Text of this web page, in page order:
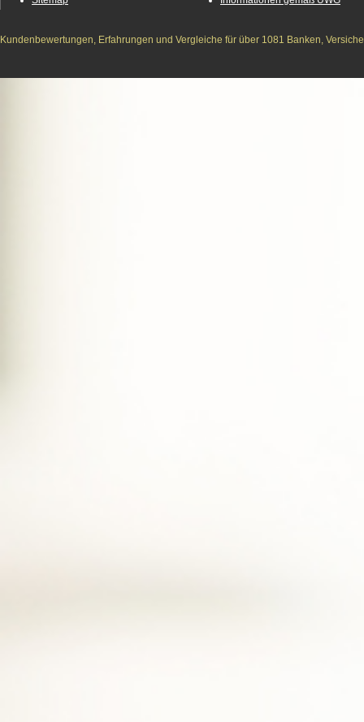
Kundenbewertungen, Erfahrungen und Vergleiche für über 1081 Banken,